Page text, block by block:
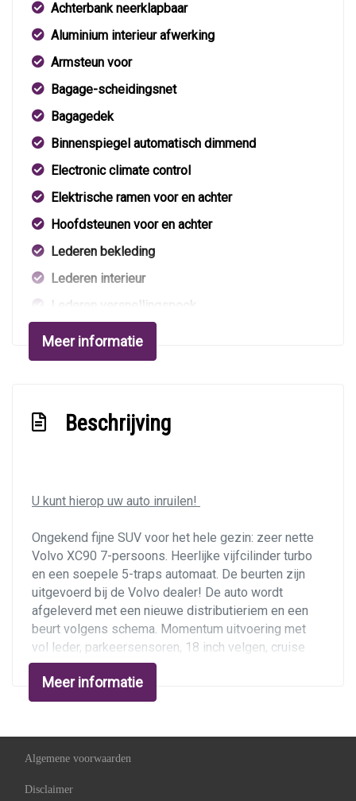
Achterbank neerklapbaar
Aluminium interieur afwerking
Armsteun voor
Bagage-scheidingsnet
Bagagedek
Binnenspiegel automatisch dimmend
Electronic climate control
Elektrische ramen voor en achter
Hoofdsteunen voor en achter
Lederen bekleding
Lederen interieur
Lederen versnellingspook
Lendesteun(en) verstelbaar
Stuur leder
Stuurbekrachtiging
Verstelbare stuurkolom
Exterieur
Achterspoiler
Buitenspiegels elektrisch inklapbaar
Buitenspiegels elektrisch verstel- en
verwarmbaar
Centrale vergrendeling met afstandsbediening
Dakrails
Dimlichten automatisch
Meer informatie
Beschrijving
U kunt hierop uw auto inruilen!
Ongekend fijne SUV voor het hele gezin: zeer nette
Volvo XC90 7-persoons. Heerlijke vijfcilinder turbo
en een soepele 5-traps automaat. De beurten zijn
uitgevoerd bij de Volvo dealer! De auto wordt
afgeleverd met een nieuwe distributieriem en een
beurt volgens schema. Momentum uitvoering met
vol leder, parkeersensoren, 18 inch velgen, cruise
control, automatische airco en afneembare trekhaak.
Ondernemers opgelet:
Vervolgens kunt u dan al uw autokosten zakelijk
opvoeren en de BTW aftrekken. Dit maakt het rijden
Meer informatie
Algemene voorwaarden
Disclaimer